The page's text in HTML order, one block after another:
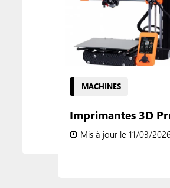
MACHINES
Imprimantes 3D
Mis à jour le 11/03/